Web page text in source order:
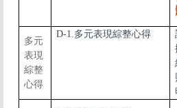
多元
表現
綜整
心得
D-1.多元表現綜整心得